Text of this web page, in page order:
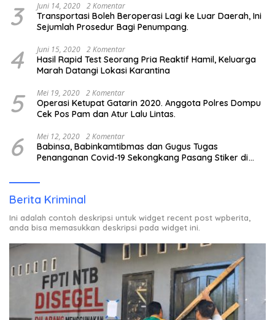
3 Juni 14, 2020 2 Komentar
Transportasi Boleh Beroperasi Lagi ke Luar Daerah, Ini
Sejumlah Prosedur Bagi Penumpang.
4 Juni 15, 2020 2 Komentar
Hasil Rapid Test Seorang Pria Reaktif Hamil, Keluarga
Marah Datangi Lokasi Karantina
5 Mei 19, 2020 2 Komentar
Operasi Ketupat Gatarin 2020. Anggota Polres Dompu
Cek Pos Pam dan Atur Lalu Lintas.
6 Mei 12, 2020 2 Komentar
Babinsa, Babinkamtibmas dan Gugus Tugas
Penanganan Covid-19 Sekongkang Pasang Stiker di
Berita Kriminal
Ini adalah contoh deskripsi untuk widget recent post wpberita,
anda bisa memasukkan deskripsi pada widget ini.